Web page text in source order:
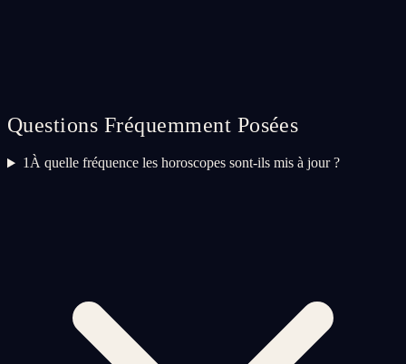
Questions Fréquemment Posées
1À quelle fréquence les horoscopes sont-ils mis à jour ?